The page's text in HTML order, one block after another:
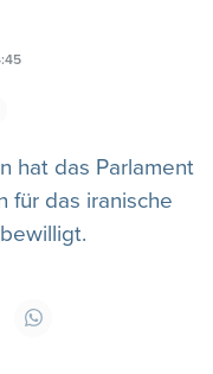
hat das Parlament
für das iranische